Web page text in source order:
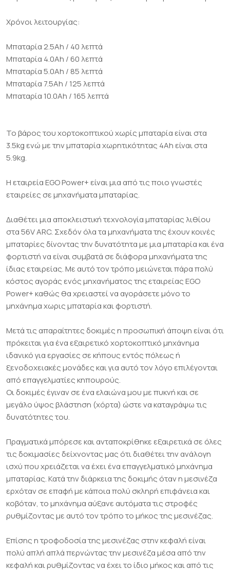
Χρόνοι λειτουργίας:
Μπαταρία 2.5Ah / 40 λεπτά
Μπαταρία 4.0Ah / 60 λεπτά
Μπαταρία 5.0Ah / 85 λεπτά
Μπαταρία 7.5Ah / 125 λεπτά
Μπαταρία 10.0Ah / 165 λεπτά
Το βάρος του χορτοκοπτικού χωρίς μπαταρία είναι στα
3.5kg ενώ με την μπαταρία χωρητικότητας 4Αh είναι στα
5.9kg.
Η εταιρεία ΕGO Power+ είναι μια από τις ποιο γνωστές
εταιρείες σε μηχανήματα μπαταρίας.
Διαθέτει μια αποκλειστική τεχνολογία μπαταρίας λιθίου
στα 56V ARC. Σχεδόν όλα τα μηχανήματα της έχουν κοινές
μπαταρίες δίνοντας την δυνατότητα με μια μπαταρία και ένα
φορτιστή να είναι συμβατά σε διάφορα μηχανήματα της
ίδιας εταιρείας. Με αυτό τον τρόπο μειώνεται πάρα πολύ
κόστος αγοράς ενός μηχανήματος της εταιρείας EGO
Power+ καθώς θα χρειαστεί να αγοράσετε μόνο το
μηχάνημα χωρις μπαταρία και φορτιστή.
Μετά τις απαραίτητες δοκιμές η προσωπική άποψη είναι ότι
πρόκειται για ένα εξαιρετικό χορτοκοπτικό μηχάνημα
ιδανικό για εργασίες σε κήπους εντός πόλεως ή
ξενοδοχειακές μονάδες και για αυτό τον λόγο επιλέγονται
από επαγγελματίες κηπουρούς.
Οι δοκιμές έγιναν σε ένα ελαιώνα μου με πυκνή και σε
μεγάλο ύψος βλάστηση (χόρτα) ώστε να καταγράψω τις
δυνατότητες του.
Πραγματικά μπόρεσε και ανταποκρίθηκε εξαιρετικά σε όλες
τις δοκιμασίες δείχνοντας μας ότι διαθέτει την ανάλογη
ισχύ που χρειάζεται να έχει ένα επαγγελματικό μηχάνημα
μπαταρίας. Κατά την διάρκεια της δοκιμής όταν η μεσινέζα
ερχόταν σε επαφή με κάποια πολύ σκληρή επιφάνεια και
κοβόταν, το μηχάνημα αύξανε αυτόματα τις στροφές
ρυθμίζοντας με αυτό τον τρόπο το μήκος της μεσινέζας.
Επίσης η τροφοδοσία της μεσινέζας στην κεφαλή είναι
πολύ απλή απλά περνώντας την μεσινέζα μέσα από την
κεφαλή και ρυθμίζοντας να έχει το ίδιο μήκος και από τις